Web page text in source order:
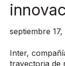
septiembre 17,
Inter,
trayectoria de